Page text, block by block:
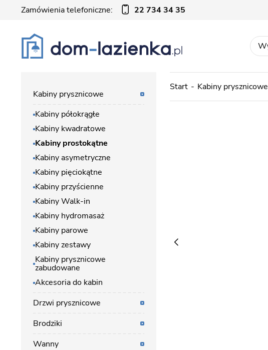
Zamówienia telefoniczne: 22 734 34 35
Start Kabiny prysznicowe
Kabiny prysznicowe
Kabiny półokrągłe
Kabiny kwadratowe
Kabiny prostokątne
Kabiny asymetryczne
Kabiny pięciokątne
Kabiny przyścienne
Kabiny Walk-in
Kabiny hydromasaż
Kabiny parowe
Kabiny zestawy
Kabiny prysznicowe
zabudowane
Akcesoria do kabin
Drzwi prysznicowe
Brodziki
Wanny